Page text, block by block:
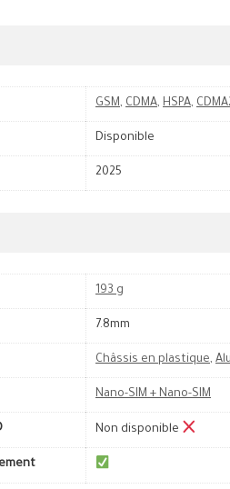
GSM, CDMA, HSPA,
Disponible
2025
193 g
7.8mm
Châssis en plastique,
Nano-SIM + Nano-SIM
Non disponible